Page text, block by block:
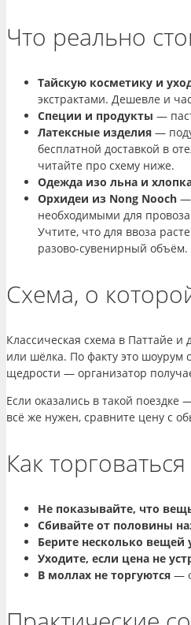
Что реально
Тайскую косметику и
экстрактами. Дешевле и
Специи и продукты —
Латексные изделия —
бесплатной доставкой в
читайте про схему ниже.
Одежда изо льна и
Орхидеи из Nong Nooch —
необходимыми для
Учтите, что для ввоза
разово-сувенирный объём.
Схема, о
Классическая схема в Паттайе и
или шёлка. По факту это
щедрости — организатор
Если оказались в такой
всё же нужен, сравните цену с
Как
Не показывайте, что
Сбивайте от половины
Берите несколько вещей
Уходите, если цена не
В моллах не торгуются —